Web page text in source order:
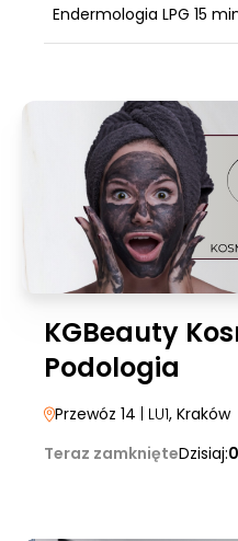
Endermologia LPG 15
KGBeauty
Podologia
Przewóz 14 | LU1, Kraków
Teraz zamknięteDzisiaj: